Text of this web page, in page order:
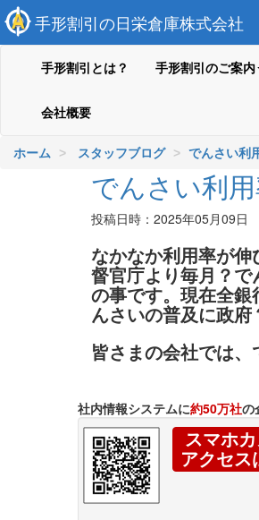
手形割引の日栄倉庫株式会社
手形割引とは？ 手形割引のご案内
会社概要
ホーム スタッフブログ でんさい利
でんさい利
投稿日時：2025年05月09日
なかなか利用率が伸
督官庁より毎月？
の事です。現在全
んさいの普及に政府
皆さまの会社では
社内情報システムに約50万社の
スマホ
アクセス